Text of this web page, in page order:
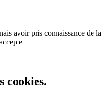
avoir pris connaissance de la
cookies.